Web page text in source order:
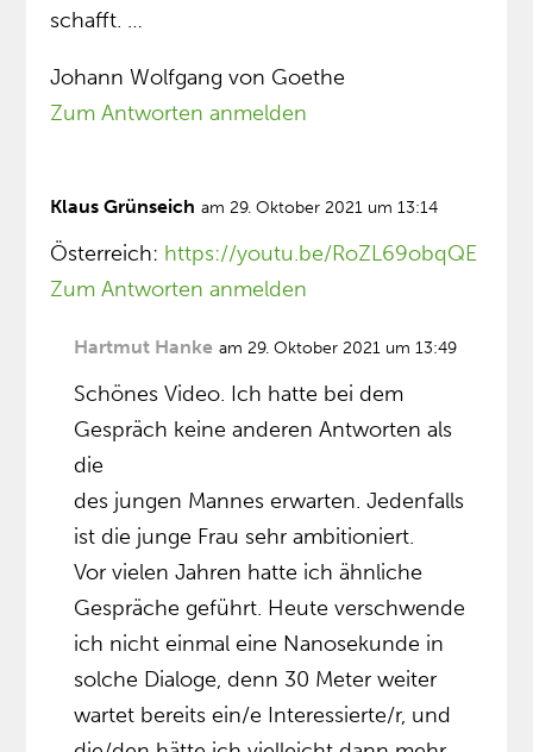
schafft. …
Johann Wolfgang von Goethe
Zum Antworten anmelden
Klaus Grünseich am 29. Oktober 2021 um 13:14
Österreich: https://youtu.be/RoZL69obqQE
Zum Antworten anmelden
Hartmut Hanke am 29. Oktober 2021 um 13:49
Schönes Video. Ich hatte bei dem
Gespräch keine anderen Antworten als
die
des jungen Mannes erwarten. Jedenfalls
ist die junge Frau sehr ambitioniert.
Vor vielen Jahren hatte ich ähnliche
Gespräche geführt. Heute verschwende
ich nicht einmal eine Nanosekunde in
solche Dialoge, denn 30 Meter weiter
wartet bereits ein/e Interessierte/r, und